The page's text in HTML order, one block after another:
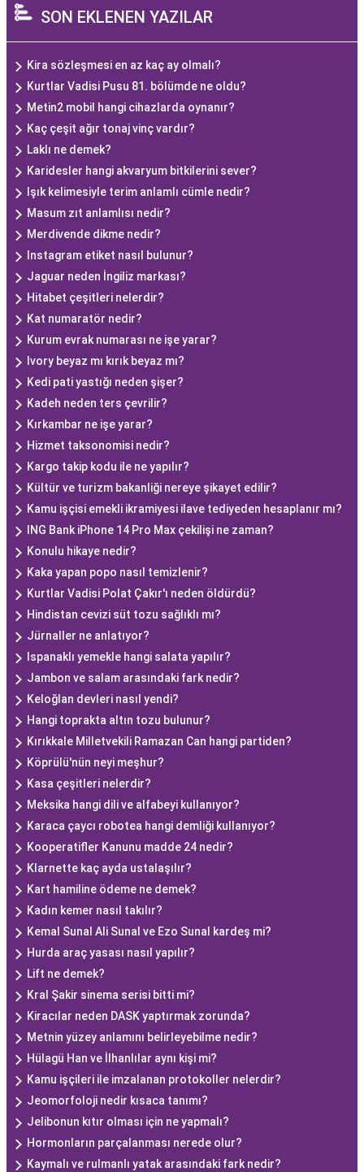
SON EKLENEN YAZILAR
Kira sözleşmesi en az kaç ay olmalı?
Kurtlar Vadisi Pusu 81. bölümde ne oldu?
Metin2 mobil hangi cihazlarda oynanır?
Kaç çeşit ağır tonaj vinç vardır?
Laklı ne demek?
Karidesler hangi akvaryum bitkilerini sever?
Işık kelimesiyle terim anlamlı cümle nedir?
Masum zıt anlamlısı nedir?
Merdivende dikme nedir?
Instagram etiket nasıl bulunur?
Jaguar neden İngiliz markası?
Hitabet çeşitleri nelerdir?
Kat numaratör nedir?
Kurum evrak numarası ne işe yarar?
Ivory beyaz mı kırık beyaz mı?
Kedi pati yastığı neden şişer?
Kadeh neden ters çevrilir?
Kırkambar ne işe yarar?
Hizmet taksonomisi nedir?
Kargo takip kodu ile ne yapılır?
Kültür ve turi̇zm bakanliği nereye şikayet edilir?
Kamu işçisi emekli ikramiyesi ilave tediyeden hesaplanır mı?
ING Bank iPhone 14 Pro Max çekilişi ne zaman?
Konulu hikaye nedir?
Kaka yapan popo nasıl temizlenir?
Kurtlar Vadisi Polat Çakır'ı neden öldürdü?
Hindistan cevizi süt tozu sağlıklı mı?
Jürnaller ne anlatıyor?
Ispanaklı yemekle hangi salata yapılır?
Jambon ve salam arasındaki fark nedir?
Keloğlan devleri nasıl yendi?
Hangi toprakta altın tozu bulunur?
Kırıkkale Milletvekili Ramazan Can hangi partiden?
Köprülü'nün neyi meşhur?
Kasa çeşitleri nelerdir?
Meksika hangi dili ve alfabeyi kullanıyor?
Karaca çaycı robotea hangi demliği kullanıyor?
Kooperatifler Kanunu madde 24 nedir?
Klarnette kaç ayda ustalaşılır?
Kart hamiline ödeme ne demek?
Kadın kemer nasıl takılır?
Kemal Sunal Ali Sunal ve Ezo Sunal kardeş mi?
Hurda araç yasası nasıl yapılır?
Lift ne demek?
Kral Şakir sinema serisi bitti mi?
Kiracılar neden DASK yaptırmak zorunda?
Metnin yüzey anlamını belirleyebilme nedir?
Hülagü Han ve İlhanlılar aynı kişi mi?
Kamu işçileri ile imzalanan protokoller nelerdir?
Jeomorfoloji nedir kısaca tanımı?
Jelibonun kıtır olması için ne yapmalı?
Hormonların parçalanması nerede olur?
Kaymalı ve rulmanlı yatak arasındaki fark nedir?